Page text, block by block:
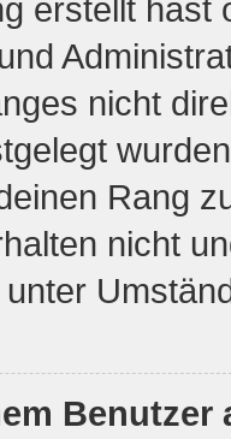
erstellt
nicht
Rang
nicht